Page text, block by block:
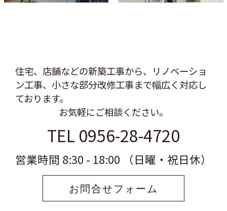
住宅、店舗などの新築工事から、リノベーショ
ン工事、 小さな部分改修工事まで幅広く対応し
ております。
お気軽にご相談ください。
TEL 0956-28-4720
営業時間 8:30 - 18:00 （日曜・祝日休）
お問合せフォーム